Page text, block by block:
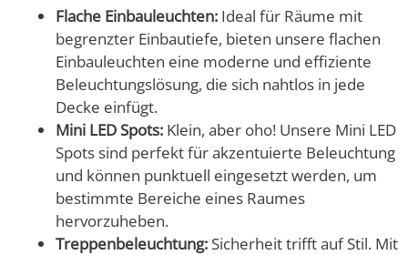
Flache Einbauleuchten: Ideal für Räume mit
begrenzter Einbautiefe, bieten unsere flachen
Einbauleuchten eine moderne und effiziente
Beleuchtungslösung, die sich nahtlos in jede
Decke einfügt.
Mini LED Spots: Klein, aber oho! Unsere Mini LED
Spots sind perfekt für akzentuierte Beleuchtung
und können punktuell eingesetzt werden, um
bestimmte Bereiche eines Raumes
hervorzuheben.
Treppenbeleuchtung: Sicherheit trifft auf Stil. Mit